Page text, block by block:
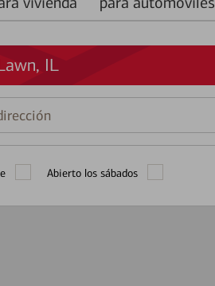
IL
Abierto los sábados